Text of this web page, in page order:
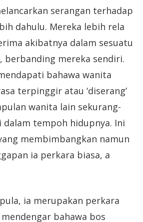
serangan terhadap
dahulu. Mereka lebih rela
akibatnya dalam sesuatu
berbanding mereka sendiri.
bahawa wanita
terpinggir atau ‘diserang’
wanita lain sekurang-
dalam tempoh hidupnya. Ini
membimbangkan namun
ia perkara biasa, a
ia merupakan perkara
bahawa bos